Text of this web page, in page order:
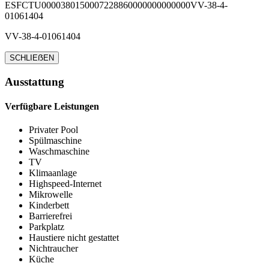
ESFCTU0000380150007228860000000000000VV-38-4-
01061404
VV-38-4-01061404
SCHLIEẞEN
Ausstattung
Verfügbare Leistungen
Privater Pool
Spülmaschine
Waschmaschine
TV
Klimaanlage
Highspeed-Internet
Mikrowelle
Kinderbett
Barrierefrei
Parkplatz
Haustiere nicht gestattet
Nichtraucher
Küche